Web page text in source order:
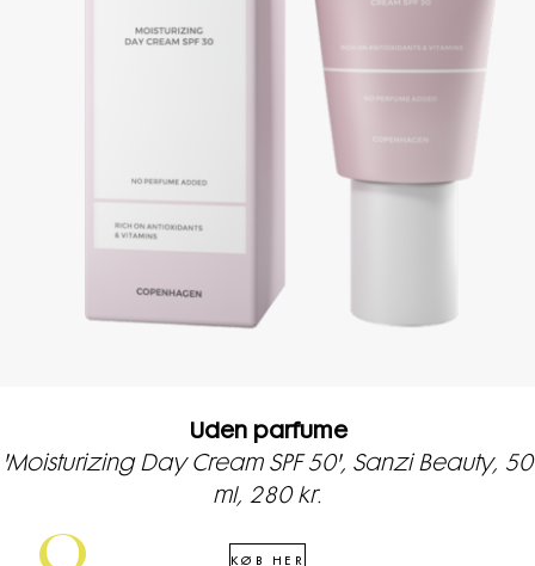
Uden parfume
'Moisturizing Day Cream SPF 50', Sanzi Beauty, 50
ml, 280 kr.
KØB HER